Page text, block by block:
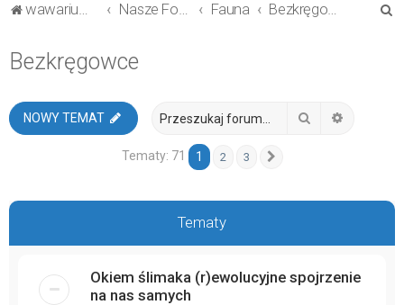
wawarium.pl Nasze Forum Akwarystyczne Fauna Bezkręgowce
Bezkręgowce
NOWY TEMAT Szukaj
Tematy: 71 1 2 3
Tematy
Okiem ślimaka (r)ewolucyjne spojrzenie
na nas samych